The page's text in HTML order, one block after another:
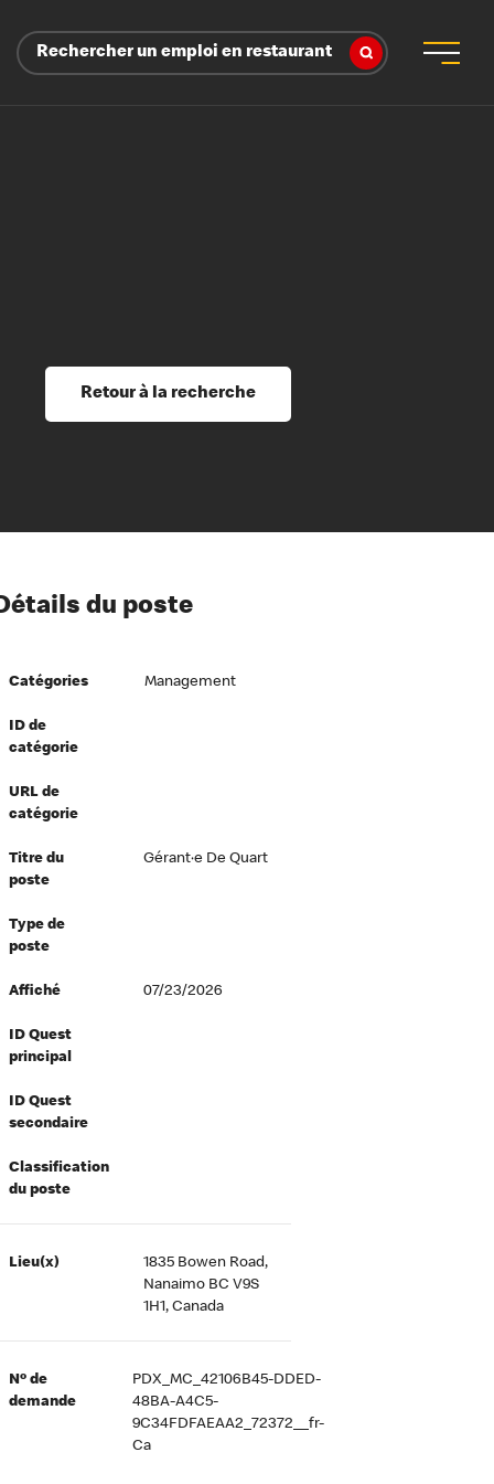
Rechercher un emploi en restaurant
et perfectionnement
du savoir
à l’égard de nos employés
directeurs
équité et inclusion
au travail
Retour à la recherche
du poste
Catégories Management
ID de
catégorie
URL de
catégorie
Titre du
poste
Gérant·e De Quart
Type de
poste
Affiché 07/23/2026
ID Quest
principal
ID Quest
secondaire
Classification
du poste
Lieu(x)
1835 Bowen Road,
Nanaimo BC V9S
1H1, Canada
Nº de
demande
PDX_MC_42106B45-DDED-
48BA-A4C5-
9C34FDFAEAA2_72372__fr-
Ca